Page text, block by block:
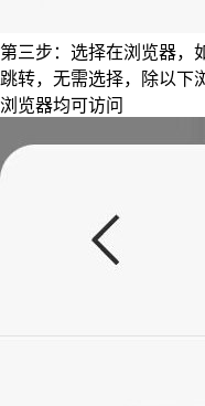
第三步：选择在浏览器，
跳转，无需选择，除以下
浏览器均可访问